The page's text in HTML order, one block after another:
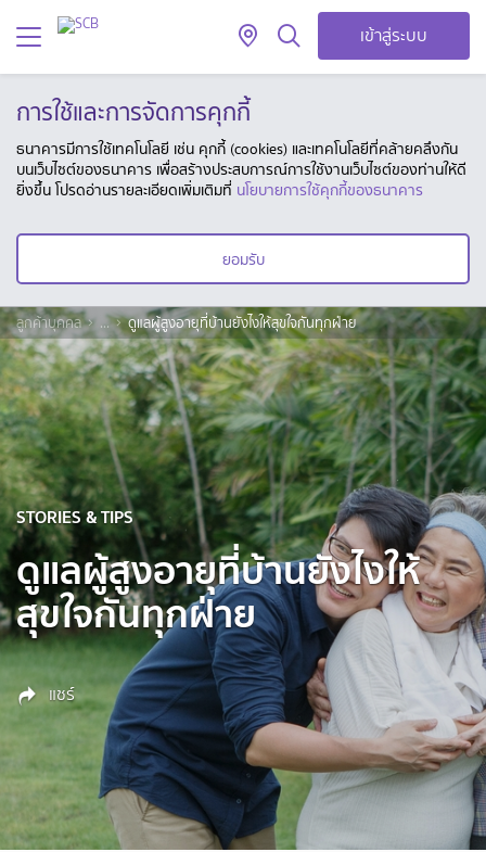
เข้าสู่ระบบ
การใช้และการจัดการคุกกี้
ธนาคารมีการใช้เทคโนโลยี เช่น คุกกี้ (cookies) และเทคโนโลยีที่คล้ายคลึงกัน
บนเว็บไซต์ของธนาคาร เพื่อสร้างประสบการณ์การใช้งานเว็บไซต์ของท่านให้ดี
ยิ่งขึ้น โปรดอ่านรายละเอียดเพิ่มเติมที่ นโยบายการใช้คุกกี้ของธนาคาร
ยอมรับ
ลูกค้าบุคคล ... ดูแลผู้สูงอายุที่บ้านยังไงให้สุขใจกันทุกฝ่าย
STORIES & TIPS
ดูแลผู้สูงอายุที่บ้านยังไงให้
สุขใจกันทุกฝ่าย
แชร์